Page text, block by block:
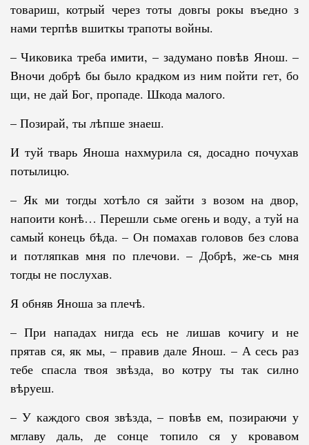
товариш, котрый через тоты довгы рокы въедно з
нами терпѣв вшиткы трапоты войны.
– Чиковика треба имити, – задумано повѣв Янош. –
Вночи добрѣ бы бы­ло крадком из ним пойти гет, бо
щи, не дай Бог, пропаде. Шкода мало­го.
– Позирай, ты лѣпше знаеш.
И туй тварь Яноша нахмурила ся, досадно почухав
потылицю.
– Як ми тогды хотѣло ся зайти з возом на двор,
напоити конѣ… Пе­ре­шли сьме огень и воду, а туй на
самый конець бѣда. – Он помахав го­ло­вов без слова
и потляпкав мня по плечови. – Добрѣ, же-сь мня
тогды не по­слухав.
Я обняв Яноша за плечѣ.
– При нападах нигда есь не лишав кочигу и не
прятав ся, як мы, – правив дале Янош. – А сесь раз
тебе спасла твоя звѣзда, во котру ты так силно
вѣруеш.
– У каждого своя звѣзда, – повѣв ем, позираючи у
мглаву даль, де сон­це топило ся у кровавом